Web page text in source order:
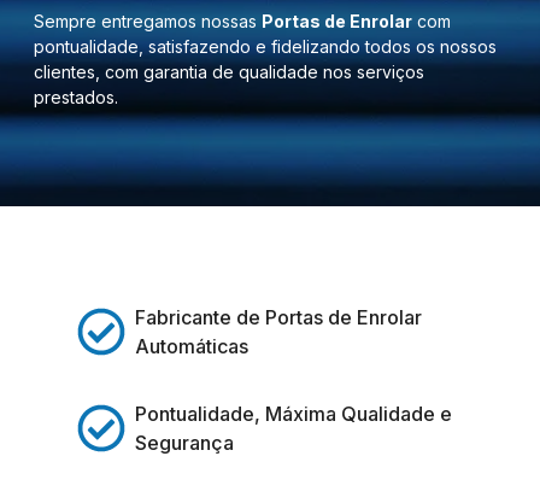
Sempre entregamos nossas Portas de Enrolar com
pontualidade, satisfazendo e fidelizando todos os nossos
clientes, com garantia de qualidade nos serviços
prestados.
Fabricante de Portas de Enrolar
Automáticas
Pontualidade, Máxima Qualidade e
Segurança